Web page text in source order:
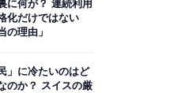
に何が？ 連続利用
化だけではない
の理由」
」に冷たいのはど
のか？ スイスの厳